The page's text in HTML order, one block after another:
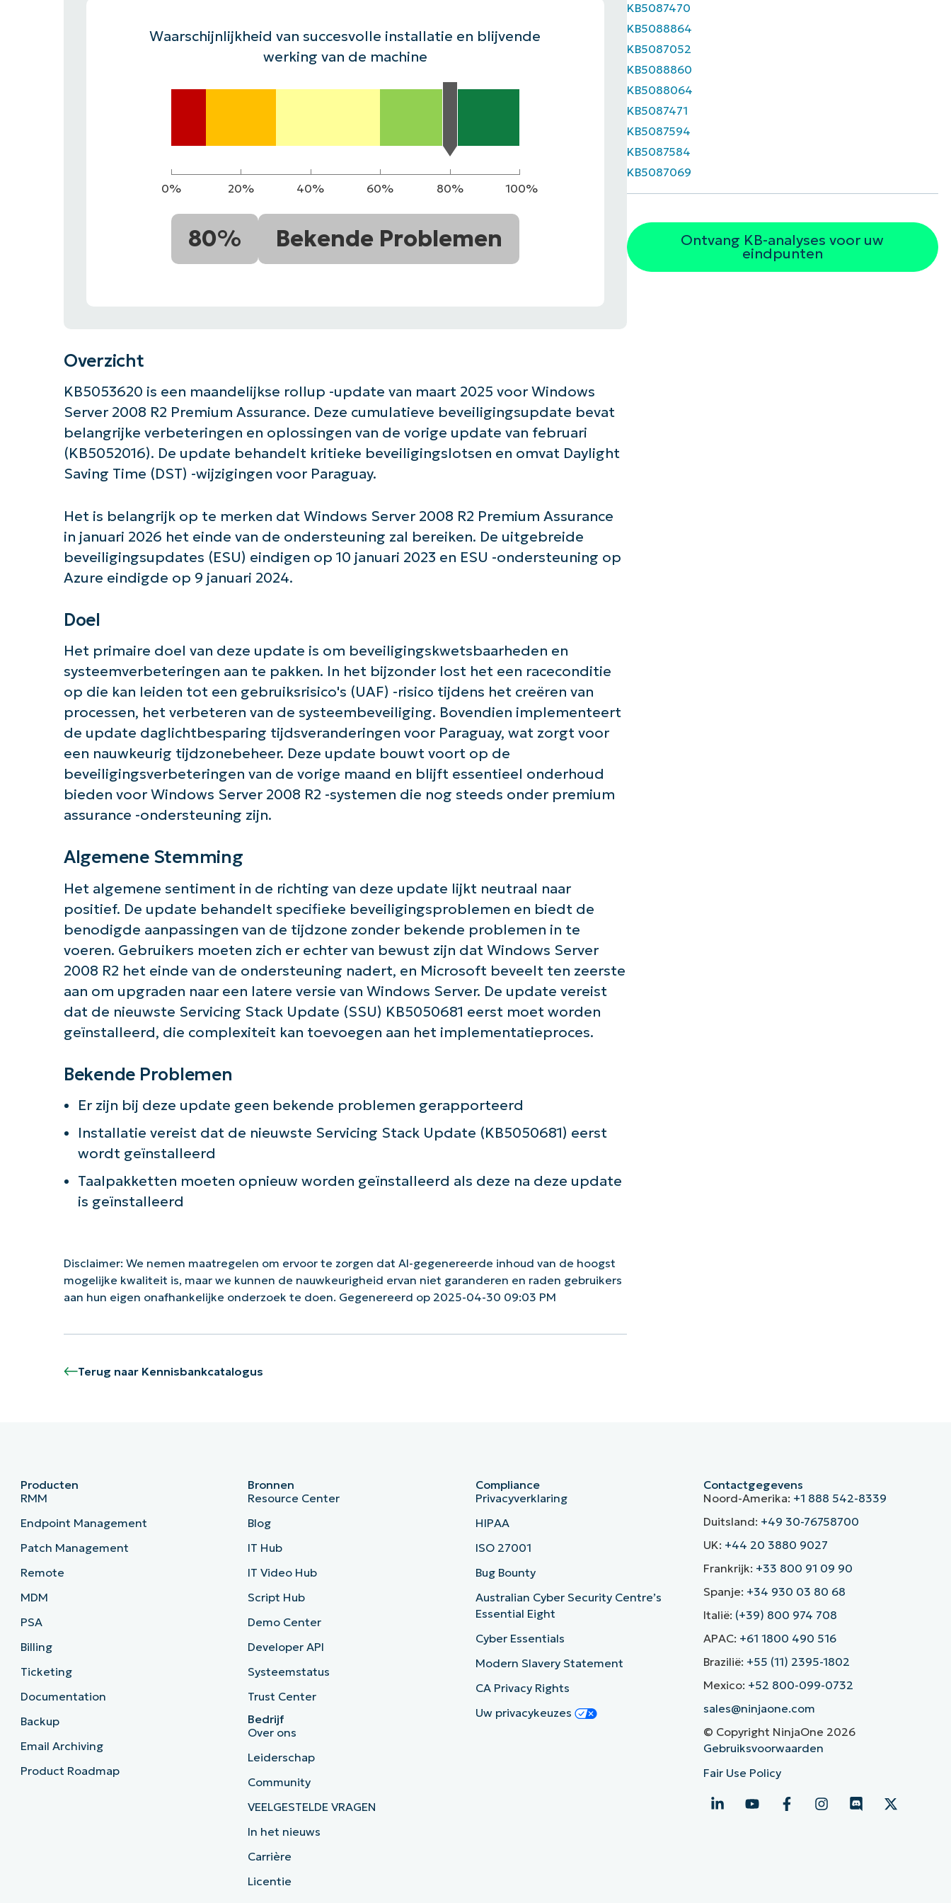
CONTACTEER SALES DEMO BEKIJKEN PRODUCT ROADMAP PLATFORM
CONTACTEER SALES
Waarschijnlijkheid van succesvolle installatie en blijvende
werking van de machine
0% 20% 40% 60% 80% 100%
80% Bekende Problemen
Overzicht
KB5053620 is een maandelijkse rollup -update van maart 2025 voor Windows
Server 2008 R2 Premium Assurance. Deze cumulatieve beveiligingsupdate bevat
belangrijke verbeteringen en oplossingen van de vorige update van februari
(KB5052016). De update behandelt kritieke beveiligingslotsen en omvat Daylight
Saving Time (DST) -wijzigingen voor Paraguay.
Het is belangrijk op te merken dat Windows Server 2008 R2 Premium Assurance
in januari 2026 het einde van de ondersteuning zal bereiken. De uitgebreide
beveiligingsupdates (ESU) eindigen op 10 januari 2023 en ESU -ondersteuning op
Azure eindigde op 9 januari 2024.
Doel
Het primaire doel van deze update is om beveiligingskwetsbaarheden en
systeemverbeteringen aan te pakken. In het bijzonder lost het een raceconditie
op die kan leiden tot een gebruiksrisico's (UAF) -risico tijdens het creëren van
processen, het verbeteren van de systeembeveiliging. Bovendien implementeert
de update daglichtbesparing tijdsveranderingen voor Paraguay, wat zorgt voor
een nauwkeurig tijdzonebeheer. Deze update bouwt voort op de
beveiligingsverbeteringen van de vorige maand en blijft essentieel onderhoud
bieden voor Windows Server 2008 R2 -systemen die nog steeds onder premium
assurance -ondersteuning zijn.
Algemene Stemming
Het algemene sentiment in de richting van deze update lijkt neutraal naar
positief. De update behandelt specifieke beveiligingsproblemen en biedt de
benodigde aanpassingen van de tijdzone zonder bekende problemen in te
voeren. Gebruikers moeten zich er echter van bewust zijn dat Windows Server
2008 R2 het einde van de ondersteuning nadert, en Microsoft beveelt ten zeerste
aan om upgraden naar een latere versie van Windows Server. De update vereist
dat de nieuwste Servicing Stack Update (SSU) KB5050681 eerst moet worden
geïnstalleerd, die complexiteit kan toevoegen aan het implementatieproces.
Bekende Problemen
Er zijn bij deze update geen bekende problemen gerapporteerd
Installatie vereist dat de nieuwste Servicing Stack Update (KB5050681) eerst
wordt geïnstalleerd
Taalpakketten moeten opnieuw worden geïnstalleerd als deze na deze update
is geïnstalleerd
Disclaimer: We nemen maatregelen om ervoor te zorgen dat AI-gegenereerde inhoud van de hoogst
mogelijke kwaliteit is, maar we kunnen de nauwkeurigheid ervan niet garanderen en raden gebruikers
aan hun eigen onafhankelijke onderzoek te doen. Gegenereerd op 2025-04-30 09:03 PM
Terug naar Kennisbankcatalogus
KB5087470
KB5088864
KB5087052
KB5088860
KB5088064
KB5087471
KB5087594
KB5087584
KB5087069
Ontvang KB-analyses voor uw
eindpunten
Aan de slag met NinjaOne AI-gestuurde KB-analyses!
First
and
last
name*
Business
email*
Company
name*
Producten
RMM
Endpoint Management
Patch Management
Remote
MDM
PSA
Billing
Ticketing
Documentation
Backup
Email Archiving
Product Roadmap
Bronnen
Resource Center
Blog
IT Hub
IT Video Hub
Script Hub
Demo Center
Developer API
Systeemstatus
Trust Center
Bedrijf
Over ons
Leiderschap
Community
VEELGESTELDE VRAGEN
In het nieuws
Carrière
Licentie
Compliance
Privacyverklaring
HIPAA
ISO 27001
Bug Bounty
Australian Cyber Security Centre’s
Essential Eight
Cyber Essentials
Modern Slavery Statement
CA Privacy Rights
Uw privacykeuzes
Contactgegevens
Noord-Amerika: +1 888 542-8339
Duitsland: +49 30-76758700
UK: +44 20 3880 9027
Frankrijk: +33 800 91 09 90
Spanje: +34 930 03 80 68
Italië: (+39) 800 974 708
APAC: +61 1800 490 516
Brazilië: +55 (11) 2395-1802
Mexico: +52 800-099-0732
sales@ninjaone.com
© Copyright NinjaOne 2026
Gebruiksvoorwaarden
Fair Use Policy